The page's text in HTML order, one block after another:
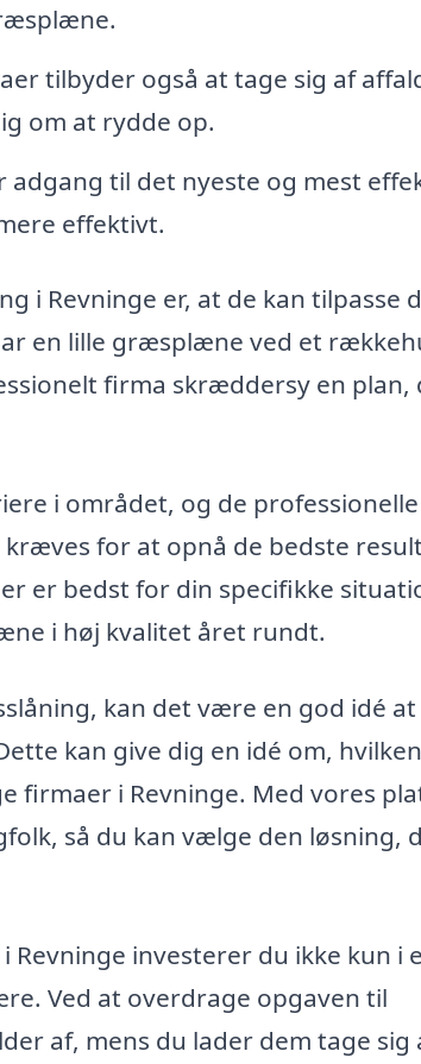
tilbyder også at tage sig af
om at rydde op.
adgang til det nyeste og mest
effektivt.
i Revninge er, at de kan tilpasse
en lille græsplæne ved et
firma skræddersy en plan,
i området, og de
for at opnå de bedste
er bedst for din specifikke
i høj kvalitet året rundt.
kan det være en god idé at
kan give dig en idé om,
firmaer i Revninge. Med vores
så du kan vælge den løsning,
investerer du ikke kun i
Ved at overdrage opgaven til
af, mens du lader dem tage sig